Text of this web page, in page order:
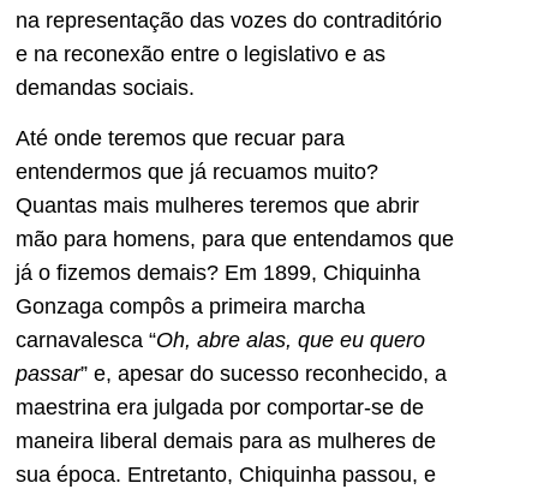
na representação das vozes do contraditório
e na reconexão entre o legislativo e as
demandas sociais.
Até onde teremos que recuar para
entendermos que já recuamos muito?
Quantas mais mulheres teremos que abrir
mão para homens, para que entendamos que
já o fizemos demais? Em 1899, Chiquinha
Gonzaga compôs a primeira marcha
carnavalesca “Oh, abre alas, que eu quero
passar” e, apesar do sucesso reconhecido, a
maestrina era julgada por comportar-se de
maneira liberal demais para as mulheres de
sua época. Entretanto, Chiquinha passou, e